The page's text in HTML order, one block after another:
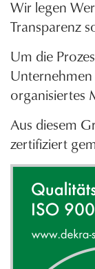
Wir legen
Transparenz
Um die
organisiertes
Aus diesem
zertifiziert